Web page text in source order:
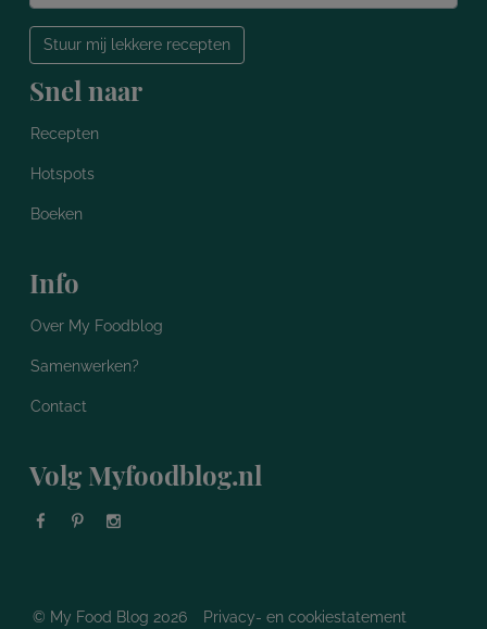
Stuur mij lekkere recepten
Snel naar
Recepten
Hotspots
Boeken
Info
Over My Foodblog
Samenwerken?
Contact
Volg Myfoodblog.nl
© My Food Blog 2026 Privacy- en cookiestatement